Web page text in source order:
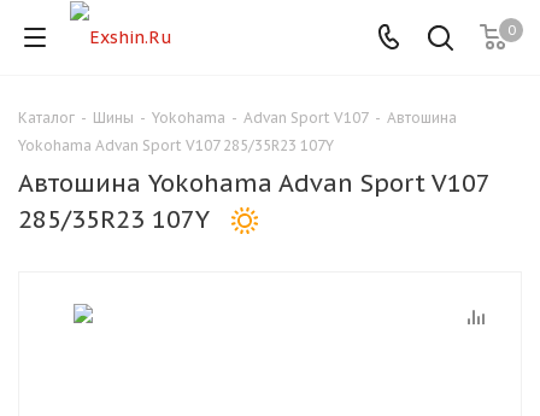
0
Каталог - Шины - Yokohama - Advan Sport V107 - Автошина
Yokohama Advan Sport V107 285/35R23 107Y
Автошина Yokohama Advan Sport V107
285/35R23 107Y
Для клиентов всех банков
Разбейте
оплатуна части